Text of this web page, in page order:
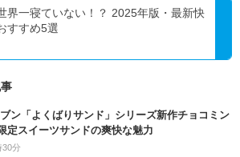
界一寝ていない！？ 2025年版・最新快
すすめ5選
ン「よくばりサンド」シリーズ新作チョコミン
定スイーツサンドの爽快な魅力
30分